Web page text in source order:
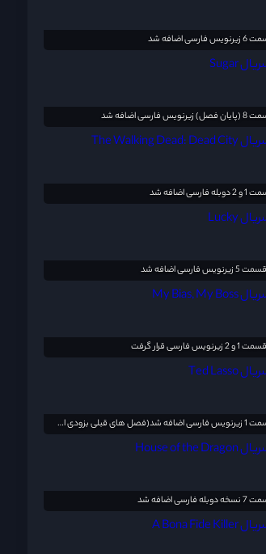
اضافه شد
قرار گرفت
فصل 4 قسمت 1 زیرنویس فارسی اضافه شد(فصل های قبلی بزودی اضافه خواهد شد)